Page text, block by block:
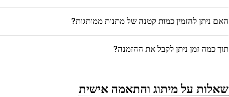
האם ניתן להזמין כמות קטנה של מתנות ממותגות?
תוך כמה זמן ניתן לקבל את ההזמנה?
שאלות על מיתוג והתאמה אישית